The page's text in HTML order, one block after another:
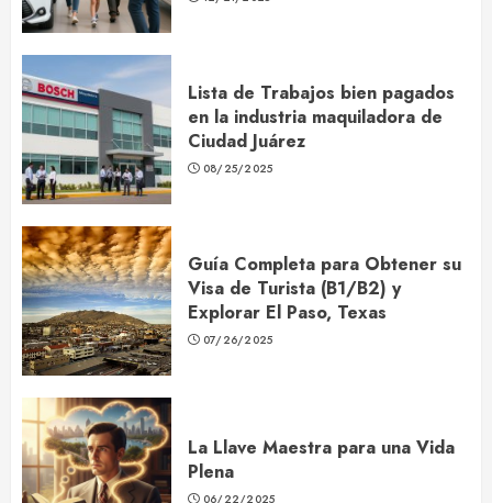
Lista de Trabajos bien pagados
en la industria maquiladora de
Ciudad Juárez
08/25/2025
Guía Completa para Obtener su
Visa de Turista (B1/B2) y
Explorar El Paso, Texas
07/26/2025
La Llave Maestra para una Vida
Plena
06/22/2025